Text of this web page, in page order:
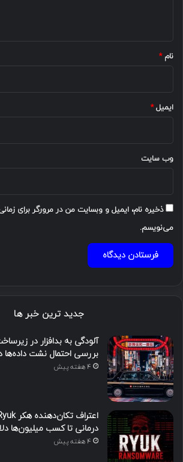
نام*
ایمیل*
وب‌ سایت
ذخیره نام، ایمیل و وبسایت من در مرورگر برای
می‌نویسم.
جدید ترین خبر ها
بررسی احتمال نشت داده‌ها
4 هفته پیش
درمانی تا کسب میلیون‌ها
4 هفته پیش